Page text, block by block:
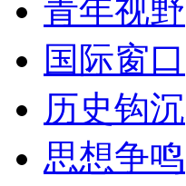
青年视野
国际窗口
历史钩沉
思想争鸣